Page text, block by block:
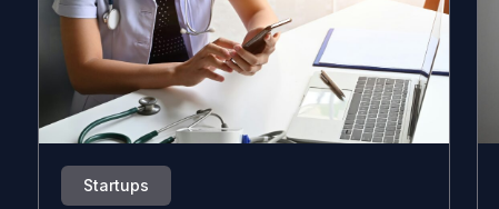
Startups